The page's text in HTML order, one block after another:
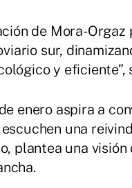
de Mora-
sur,
y
enero aspira a
una
plantea una